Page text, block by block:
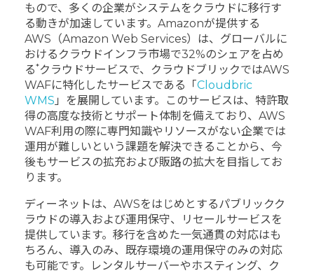
もので、多くの企業がシステムをクラウドに移行す
る動きが加速しています。Amazonが提供する
AWS（Amazon Web Services）は、グローバルに
おけるクラウドインフラ市場で32%のシェアを占め
る*クラウドサービスで、クラウドブリックではAWS
WAFに特化したサービスである「Cloudbric
WMS 」を展開しています。このサービスは、特許取
得の高度な技術とサポート体制を備えており、AWS
WAF利用の際に専門知識やリソースがない企業では
運用が難しいという課題を解決できることから、今
後もサービスの拡充および販路の拡大を目指してお
ります。
ディーネットは、AWSをはじめとするパブリックク
ラウドの導入および運用保守、リセールサービスを
提供しています。移行を含めた一気通貫の対応はも
ちろん、導入のみ、既存環境の運用保守のみの対応
も可能です。レンタルサーバーやホスティング、ク